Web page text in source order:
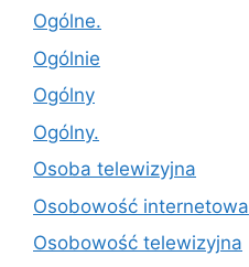
Ogólne.
Ogólnie
Ogólny
Ogólny.
Osoba telewizyjna
Osobowość internetowa
Osobowość telewizyjna